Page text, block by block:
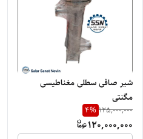
شیر صافی سطلی مغناطیسی
مگنتی
125,000,000
4%
120,000,000